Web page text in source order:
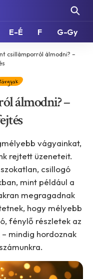
E-É F G-Gy
csillámporról álmodni? –
álmodni? –
vágyainkat,
rejtett üzeneteit.
csillogó
mint például a
megragadnak
hogy mélyebb
fénylő részletek az
mindig hordoznak